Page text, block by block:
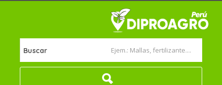
Buscar